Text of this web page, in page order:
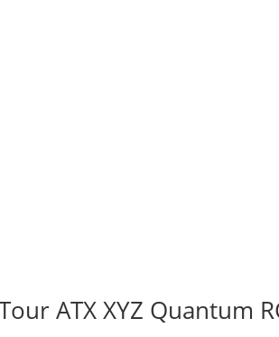
ATX XYZ Quantum